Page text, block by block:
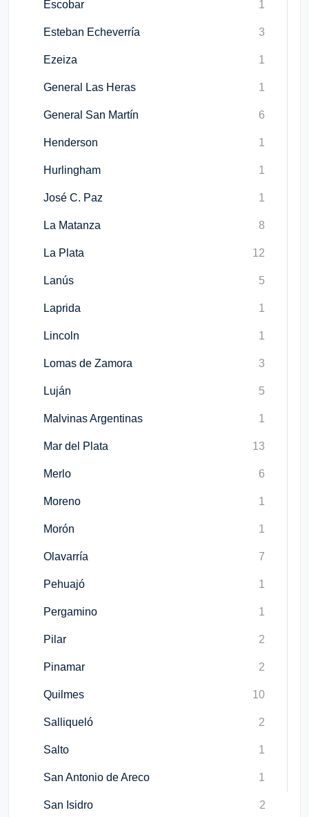
Escobar 1
Esteban Echeverría 3
Ezeiza 1
General Las Heras 1
General San Martín 6
Henderson 1
Hurlingham 1
José C. Paz 1
La Matanza 8
La Plata 12
Lanús 5
Laprida 1
Lincoln 1
Lomas de Zamora 3
Luján 5
Malvinas Argentinas 1
Mar del Plata 13
Merlo 6
Moreno 1
Morón 1
Olavarría 7
Pehuajó 1
Pergamino 1
Pilar 2
Pinamar 2
Quilmes 10
Salliqueló 2
Salto 1
San Antonio de Areco 1
San Isidro 2